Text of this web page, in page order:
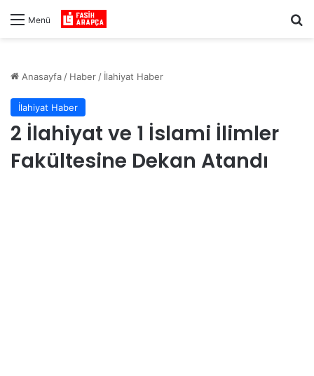
Menü
Anasayfa / Haber / İlahiyat Haber
İlahiyat Haber
2 İlahiyat ve 1 İslami İlimler
Fakültesine Dekan Atandı